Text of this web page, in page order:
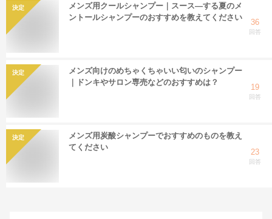
決定
メンズ用クールシャンプー｜スース―する夏のメ
ントールシャンプーのおすすめを教えてください
36
回答
決定
メンズ向けのめちゃくちゃいい匂いのシャンプー
｜ドンキやサロン専売などのおすすめは？
19
回答
決定
メンズ用炭酸シャンプーでおすすめのものを教え
てください
23
回答